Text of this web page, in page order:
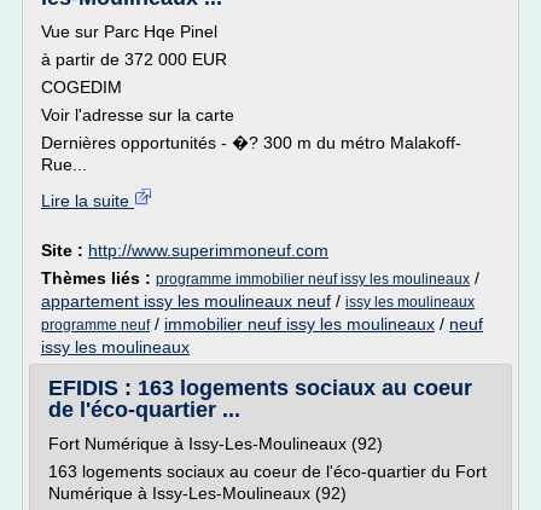
Vue sur Parc Hqe Pinel
à partir de 372 000 EUR
COGEDIM
Voir l'adresse sur la carte
Dernières opportunités - �? 300 m du métro Malakoff-
Rue...
Lire la suite
Site : http://www.superimmoneuf.com
Thèmes liés : programme immobilier neuf issy les moulineaux /
appartement issy les moulineaux neuf / issy les moulineaux
programme neuf/ immobilier neuf issy les moulineaux / neuf
issy les moulineaux
EFIDIS : 163 logements sociaux au coeur
de l'éco-quartier ...
Fort Numérique à Issy-Les-Moulineaux (92)
163 logements sociaux au coeur de l'éco-quartier du Fort
Numérique à Issy-Les-Moulineaux (92)